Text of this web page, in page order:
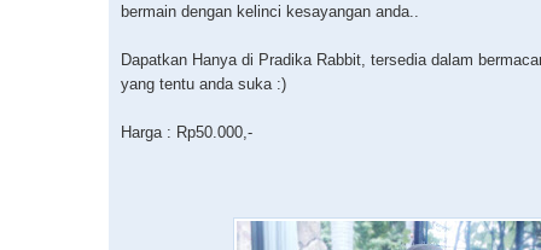
bermain dengan kelinci kesayangan anda..
Dapatkan Hanya di Pradika Rabbit, tersedia dalam
yang tentu anda suka :)
Harga : Rp50.000,-